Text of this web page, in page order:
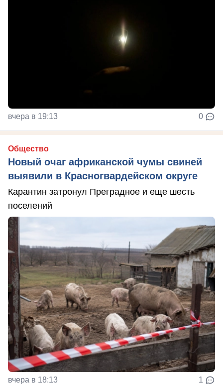
вчера в 19:13 0
Общество
Новый очаг африканской чумы свиней
выявили в Красногвардейском округе
Карантин затронул Преградное и еще шесть
поселений
вчера в 18:13 1